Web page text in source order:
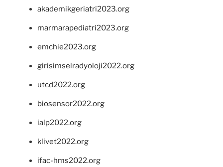
akademikgeriatri2023.org
marmarapediatri2023.org
emchie2023.org
girisimselradyoloji2022.org
utcd2022.org
biosensor2022.org
ialp2022.org
klivet2022.org
ifac-hms2022.org